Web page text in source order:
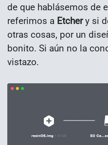
de que hablásemos de
referimos a Etchery si
otras cosas, por un
bonito. Si aún no la
vistazo.